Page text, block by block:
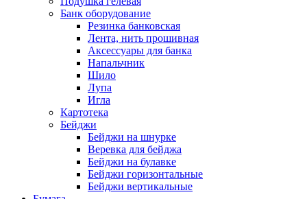
Банк оборудование
Резинка банковская
Лента, нить прошивная
Аксессуары для банка
Напальчник
Шило
Лупа
Игла
Картотека
Бейджи
Бейджи на шнурке
Веревка для бейджа
Бейджи на булавке
Бейджи горизонтальные
Бейджи вертикальные